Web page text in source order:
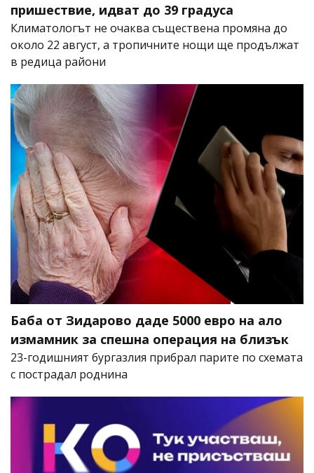
пришествие, идват до 39 градуса
Климатологът не очаква съществена промяна до
около 22 август, а тропичните нощи ще продължат
в редица райони
Баба от Зидарово даде 5000 евро на ало
измамник за спешна операция на близък
23-годишният бургазлия прибрал парите по схемата
с пострадал роднина